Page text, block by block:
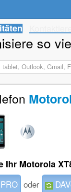
so
Ihr Motorola
oder